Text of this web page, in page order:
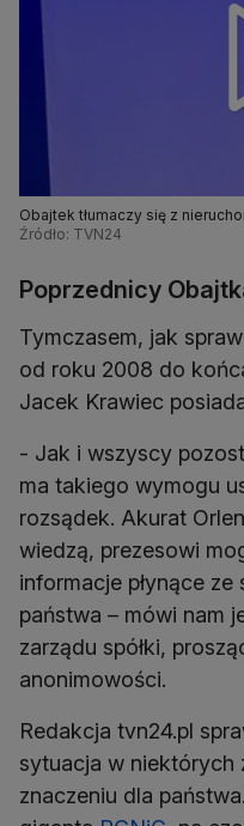
Obajtek tłumaczy się z
Źródło: TVN24
Poprzednicy
Tymczasem, jak
od roku 2008 do
Jacek Krawiec
- Jak i wszyscy
ma takiego wymogu
rozsądek. Akurat
wiedzą, prezesowi
informacje płynące ze
państwa – mówi nam
zarządu spółki,
anonimowości.
Redakcja tvn24.pl
sytuacja w niektórych
znaczeniu dla